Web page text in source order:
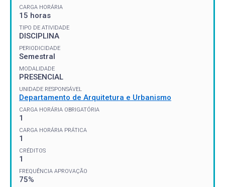
CARGA HORÁRIA
15 horas
TIPO DE ATIVIDADE
DISCIPLINA
PERIODICIDADE
Semestral
MODALIDADE
PRESENCIAL
UNIDADE RESPONSÁVEL
Departamento de Arquitetura e Urbanismo
CARGA HORÁRIA OBRIGATÓRIA
1
CARGA HORÁRIA PRÁTICA
1
CRÉDITOS
1
FREQUÊNCIA APROVAÇÃO
75%